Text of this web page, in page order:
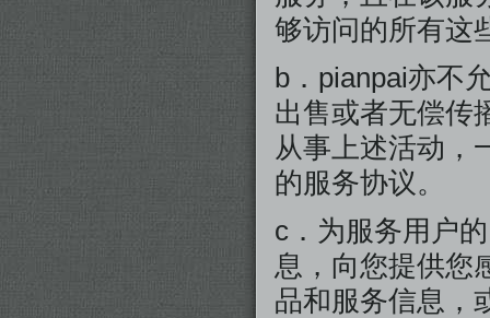
够访问的所有这
b．pianpai亦不
出售或者无偿传
从事上述活动，
的服务协议。
c．为服务用户
息，向您提供您
品和服务信息，